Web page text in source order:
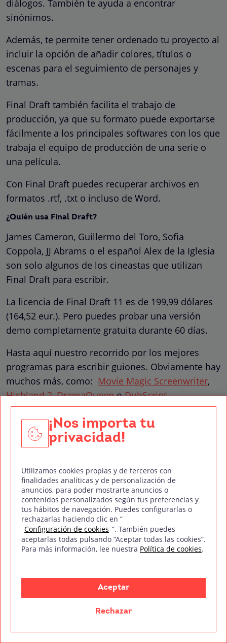
diálogos. También te ayuda a encontrar
sinónimos.
Además, te permite tener ordenado tu proyecto al
incluir la opción de añadir colores, títulos o
escenas para el seguimiento de personajes y
tramas.
Final Draft también facilita el trabajo de
producción, ya que su formato puede exportarse
fácilmente a los principales softwares con los que
trabaja el equipo de producción de una serie o
una película.
Con Final Draft puedes recuperar archivos en
formatos .rtf, .txt o incluso de Word.
¿Quién usa Final Draft?
James Cameron, Guillermo del Toro, Sofia
Coppola, JJ Abrams o el español Alex de la Iglesia
son solo algunos de los cineastas que utilizan
Final Draft para escribir.
La licencia de Final Draft 11 es de 199,99 dólares
(164,52 eur.). Pero puedes probar una versión
demo completamente gratuita durante 60 días.
Hasta aquí nuestro recorrido por los mejores
programas para escribir guiones. Obviamente hay
muchos más, como: Movie Magic Screenwriter,
Highland 2,DramaQueenoDubScript.
Solo nos queda recordarte que 35 mm pone a tu
disposición un completo catálogo de cursos
relacionados con el sector audiovisual, incluido el
historias para el cine o la televisión, esta es tu
oportunidad.
¡Consigue gratis nuestro índice del
temario!
CURSO DE GUION AUDIOVISUAL
¡Nos importa tu
privacidad!
Utilizamos cookies propias y de terceros con
finalidades analíticas y de personalización de
anuncios, para poder mostrarte anuncios o
contenidos personalizados según tus preferencias y
tus hábitos de navegación. Puedes configurarlas o
rechazarlas haciendo clic en “
Configuración de cookies ”. También puedes
aceptarlas todas pulsando “Aceptar todas las cookies”.
Para más información, lee nuestra Política de cookies.
Aceptar
Rechazar